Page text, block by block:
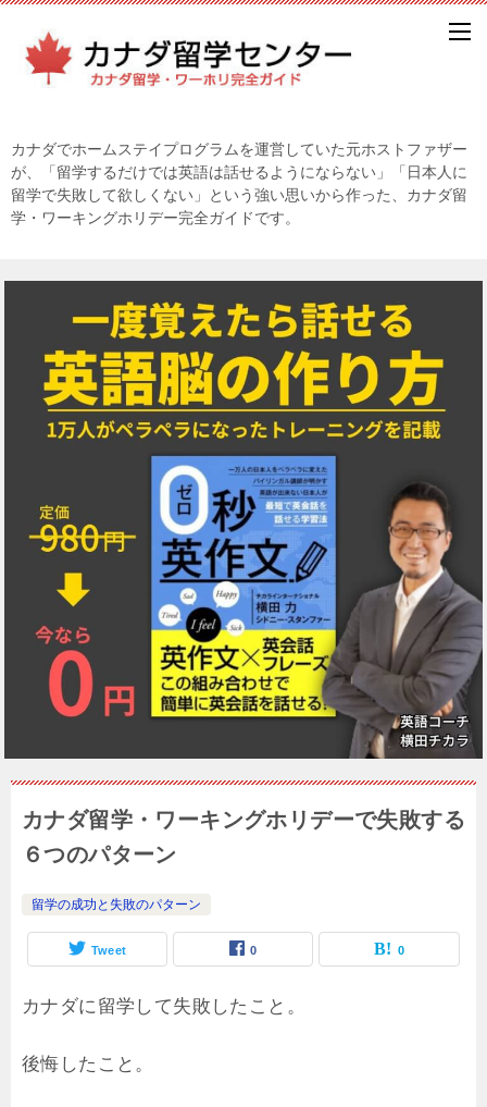
カナダでホームステイプログラムを運営していた元ホストファザー
が、「留学するだけでは英語は話せるようにならない」「日本人に
留学で失敗して欲しくない」という強い思いから作った、カナダ留
学・ワーキングホリデー完全ガイドです。
カナダ留学・ワーキングホリデーで失敗する
６つのパターン
留学の成功と失敗のパターン
Tweet 0 0
カナダに留学して失敗したこと。
後悔したこと。